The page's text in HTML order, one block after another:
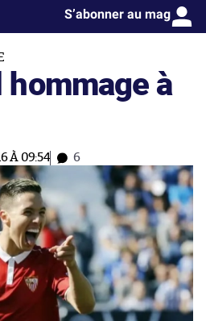
S’abonner au mag
à
À 09:54 6